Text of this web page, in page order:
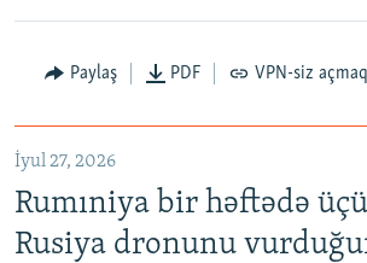
Paylaş PDF VPN-siz açmaq
İyul 27, 2026
Rumıniya bir həftədə
Rusiya dronunu